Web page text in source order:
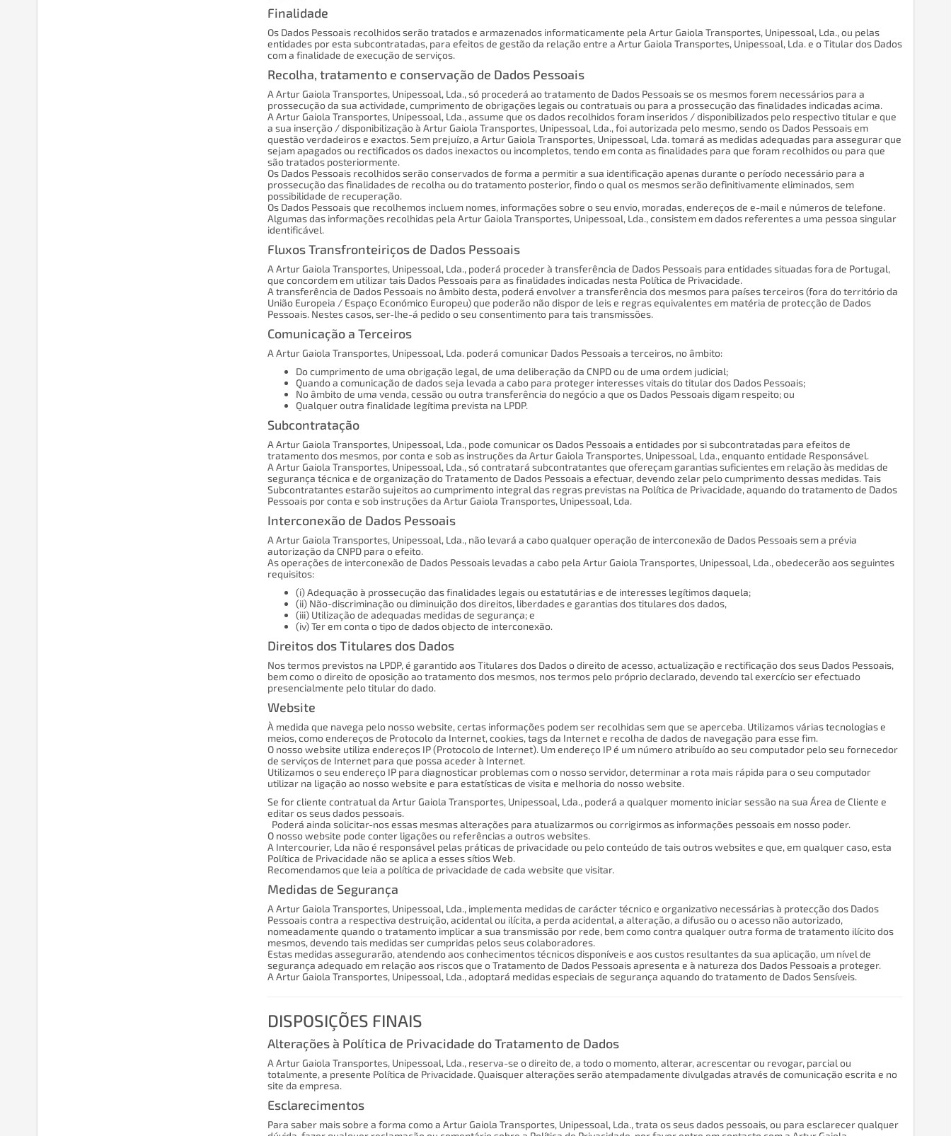
Finalidade
Os Dados Pessoais recolhidos serão tratados e armazenados informaticamente pela Artur Gaiola Transportes, Unipessoal, Lda., ou pelas
entidades por esta subcontratadas, para efeitos de gestão da relação entre a Artur Gaiola Transportes, Unipessoal, Lda. e o Titular dos Dados
com a finalidade de execução de serviços.
Recolha, tratamento e conservação de Dados Pessoais
A Artur Gaiola Transportes, Unipessoal, Lda., só procederá ao tratamento de Dados Pessoais se os mesmos forem necessários para a
prossecução da sua actividade, cumprimento de obrigações legais ou contratuais ou para a prossecução das finalidades indicadas acima.
A Artur Gaiola Transportes, Unipessoal, Lda., assume que os dados recolhidos foram inseridos / disponibilizados pelo respectivo titular e que
a sua inserção / disponibilização à Artur Gaiola Transportes, Unipessoal, Lda., foi autorizada pelo mesmo, sendo os Dados Pessoais em
questão verdadeiros e exactos. Sem prejuízo, a Artur Gaiola Transportes, Unipessoal, Lda. tomará as medidas adequadas para assegurar que
sejam apagados ou rectificados os dados inexactos ou incompletos, tendo em conta as finalidades para que foram recolhidos ou para que
são tratados posteriormente.
Os Dados Pessoais recolhidos serão conservados de forma a permitir a sua identificação apenas durante o período necessário para a
prossecução das finalidades de recolha ou do tratamento posterior, findo o qual os mesmos serão definitivamente eliminados, sem
possibilidade de recuperação.
Os Dados Pessoais que recolhemos incluem nomes, informações sobre o seu envio, moradas, endereços de e-mail e números de telefone.
Algumas das informações recolhidas pela Artur Gaiola Transportes, Unipessoal, Lda., consistem em dados referentes a uma pessoa singular
identificável.
Fluxos Transfronteiriços de Dados Pessoais
A Artur Gaiola Transportes, Unipessoal, Lda., poderá proceder à transferência de Dados Pessoais para entidades situadas fora de Portugal,
que concordem em utilizar tais Dados Pessoais para as finalidades indicadas nesta Política de Privacidade.
A transferência de Dados Pessoais no âmbito desta, poderá envolver a transferência dos mesmos para países terceiros (fora do território da
União Europeia / Espaço Económico Europeu) que poderão não dispor de leis e regras equivalentes em matéria de protecção de Dados
Pessoais. Nestes casos, ser-lhe-á pedido o seu consentimento para tais transmissões.
Comunicação a Terceiros
A Artur Gaiola Transportes, Unipessoal, Lda. poderá comunicar Dados Pessoais a terceiros, no âmbito:
Do cumprimento de uma obrigação legal, de uma deliberação da CNPD ou de uma ordem judicial;
Quando a comunicação de dados seja levada a cabo para proteger interesses vitais do titular dos Dados Pessoais;
No âmbito de uma venda, cessão ou outra transferência do negócio a que os Dados Pessoais digam respeito; ou
Qualquer outra finalidade legítima prevista na LPDP.
Subcontratação
A Artur Gaiola Transportes, Unipessoal, Lda., pode comunicar os Dados Pessoais a entidades por si subcontratadas para efeitos de
tratamento dos mesmos, por conta e sob as instruções da Artur Gaiola Transportes, Unipessoal, Lda., enquanto entidade Responsável.
A Artur Gaiola Transportes, Unipessoal, Lda., só contratará subcontratantes que ofereçam garantias suficientes em relação às medidas de
segurança técnica e de organização do Tratamento de Dados Pessoais a efectuar, devendo zelar pelo cumprimento dessas medidas. Tais
Subcontratantes estarão sujeitos ao cumprimento integral das regras previstas na Política de Privacidade, aquando do tratamento de Dados
Pessoais por conta e sob instruções da Artur Gaiola Transportes, Unipessoal, Lda.
Interconexão de Dados Pessoais
A Artur Gaiola Transportes, Unipessoal, Lda., não levará a cabo qualquer operação de interconexão de Dados Pessoais sem a prévia
autorização da CNPD para o efeito.
As operações de interconexão de Dados Pessoais levadas a cabo pela Artur Gaiola Transportes, Unipessoal, Lda., obedecerão aos seguintes
requisitos:
(i) Adequação à prossecução das finalidades legais ou estatutárias e de interesses legítimos daquela;
(ii) Não-discriminação ou diminuição dos direitos, liberdades e garantias dos titulares dos dados,
(iii) Utilização de adequadas medidas de segurança; e
(iv) Ter em conta o tipo de dados objecto de interconexão.
Direitos dos Titulares dos Dados
Nos termos previstos na LPDP, é garantido aos Titulares dos Dados o direito de acesso, actualização e rectificação dos seus Dados Pessoais,
bem como o direito de oposição ao tratamento dos mesmos, nos termos pelo próprio declarado, devendo tal exercício ser efectuado
presencialmente pelo titular do dado.
Website
À medida que navega pelo nosso website, certas informações podem ser recolhidas sem que se aperceba. Utilizamos várias tecnologias e
meios, como endereços de Protocolo da Internet, cookies, tags da Internet e recolha de dados de navegação para esse fim.
O nosso website utiliza endereços IP (Protocolo de Internet). Um endereço IP é um número atribuído ao seu computador pelo seu fornecedor
de serviços de Internet para que possa aceder à Internet.
Utilizamos o seu endereço IP para diagnosticar problemas com o nosso servidor, determinar a rota mais rápida para o seu computador
utilizar na ligação ao nosso website e para estatísticas de visita e melhoria do nosso website.
Se for cliente contratual da Artur Gaiola Transportes, Unipessoal, Lda., poderá a qualquer momento iniciar sessão na sua Área de Cliente e
editar os seus dados pessoais.
Poderá ainda solicitar-nos essas mesmas alterações para atualizarmos ou corrigirmos as informações pessoais em nosso poder.
O nosso website pode conter ligações ou referências a outros websites.
A Intercourier, Lda não é responsável pelas práticas de privacidade ou pelo conteúdo de tais outros websites e que, em qualquer caso, esta
Política de Privacidade não se aplica a esses sítios Web.
Recomendamos que leia a política de privacidade de cada website que visitar.
Medidas de Segurança
A Artur Gaiola Transportes, Unipessoal, Lda., implementa medidas de carácter técnico e organizativo necessárias à protecção dos Dados
Pessoais contra a respectiva destruição, acidental ou ilícita, a perda acidental, a alteração, a difusão ou o acesso não autorizado,
nomeadamente quando o tratamento implicar a sua transmissão por rede, bem como contra qualquer outra forma de tratamento ilícito dos
mesmos, devendo tais medidas ser cumpridas pelos seus colaboradores.
Estas medidas assegurarão, atendendo aos conhecimentos técnicos disponíveis e aos custos resultantes da sua aplicação, um nível de
segurança adequado em relação aos riscos que o Tratamento de Dados Pessoais apresenta e à natureza dos Dados Pessoais a proteger.
A Artur Gaiola Transportes, Unipessoal, Lda., adoptará medidas especiais de segurança aquando do tratamento de Dados Sensíveis.
DISPOSIÇÕES FINAIS
Alterações à Política de Privacidade do Tratamento de Dados
A Artur Gaiola Transportes, Unipessoal, Lda., reserva-se o direito de, a todo o momento, alterar, acrescentar ou revogar, parcial ou
totalmente, a presente Política de Privacidade. Quaisquer alterações serão atempadamente divulgadas através de comunicação escrita e no
site da empresa.
Esclarecimentos
Para saber mais sobre a forma como a Artur Gaiola Transportes, Unipessoal, Lda., trata os seus dados pessoais, ou para esclarecer qualquer